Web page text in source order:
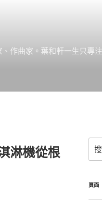
作曲家。葉和軒一生只專
淋機從根
尋
關
字:
頁面